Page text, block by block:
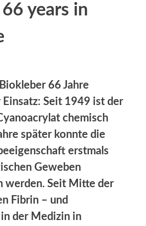
years in
66 Jahre
Seit 1949 ist der
chemisch
später konnte die
erstmals
Geweben
werden. Seit Mitte der
Fibrin – und
der Medizin in